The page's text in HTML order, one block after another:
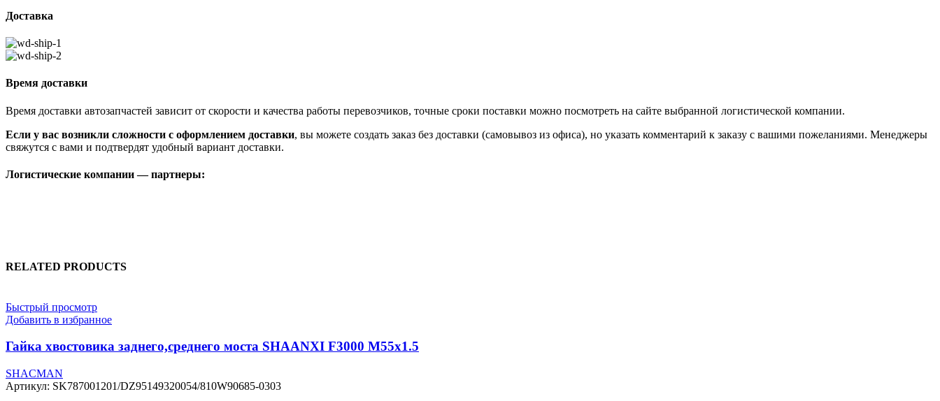
Доставка
Время доставки
Время доставки автозапчастей зависит от скорости и качества работы перевозчиков, точные сроки поставки можно посмотреть на сайте выбранной логистической компании.
Если у вас возникли сложности с оформлением доставки, вы можете создать заказ без доставки (самовывоз из офиса), но указать комментарий к заказу с вашими пожеланиями. Менеджеры
свяжутся с вами и подтвердят удобный вариант доставки.
Логистические компании — партнеры:
RELATED PRODUCTS
Быстрый просмотр
Добавить в избранное
Гайка хвостовика заднего,среднего моста SHAANXI F3000 M55x1.5
SHACMAN
Артикул: SK787001201/DZ95149320054/810W90685-0303